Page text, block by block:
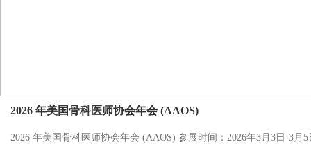
2026 年美国骨科医师协会年会 (AAOS)
2026 年美国骨科医师协会年会 (AAOS) 参展时间：2026年3月3日-3月5